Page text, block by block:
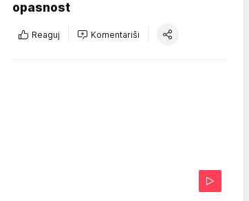
opasnost
Reaguj Komentariši